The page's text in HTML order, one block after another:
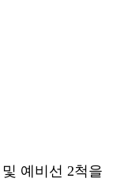
예비선 2척을